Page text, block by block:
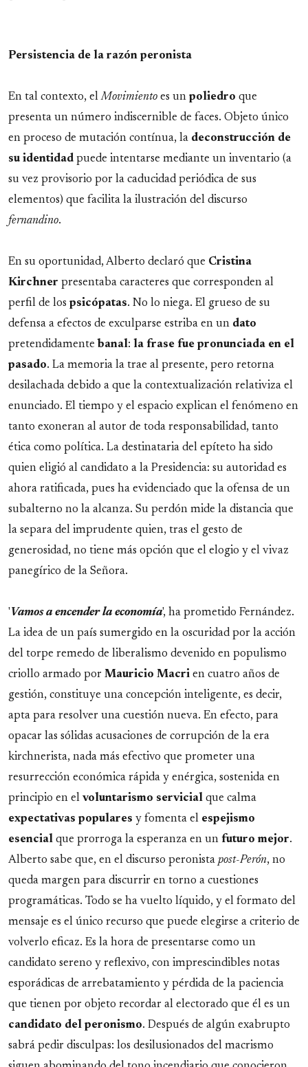
Persistencia de la razón peronista
En tal contexto, elMovimiento es un poliedro que
presenta un número indiscernible de faces. Objeto único
en proceso de mutación contínua, la deconstrucción de
su identidad puede intentarse mediante un inventario (a
su vez provisorio por la caducidad periódica de sus
elementos) que facilita la ilustración del discurso
fernandino.
En su oportunidad, Alberto declaró que Cristina
Kirchner presentaba caracteres que corresponden al
perfil de los psicópatas. No lo niega. El grueso de su
defensa a efectos de exculparse estriba en un dato
pretendidamente banal: la frase fue pronunciada en el
pasado. La memoria la trae al presente, pero retorna
desilachada debido a que la contextualización relativiza el
enunciado. El tiempo y el espacio explican el fenómeno en
tanto exoneran al autor de toda responsabilidad, tanto
ética como política. La destinataria del epíteto ha sido
quien eligió al candidato a la Presidencia: su autoridad es
ahora ratificada, pues ha evidenciado que la ofensa de un
subalterno no la alcanza. Su perdón mide la distancia que
la separa del imprudente quien, tras el gesto de
generosidad, no tiene más opción que el elogio y el vivaz
panegírico de la Señora.
' Vamos a encender la economía', ha prometido Fernández.
La idea de un país sumergido en la oscuridad por la acción
del torpe remedo de liberalismo devenido en populismo
criollo armado por Mauricio Macri en cuatro años de
gestión, constituye una concepción inteligente, es decir,
apta para resolver una cuestión nueva. En efecto, para
opacar las sólidas acusaciones de corrupción de la era
kirchnerista, nada más efectivo que prometer una
resurrección económica rápida y enérgica, sostenida en
principio en el voluntarismo servicial que calma
expectativas populares y fomenta el espejismo
esencial que prorroga la esperanza en un futuro mejor.
Alberto sabe que, en el discurso peronista post-Perón, no
queda margen para discurrir en torno a cuestiones
programáticas. Todo se ha vuelto líquido, y el formato del
mensaje es el único recurso que puede elegirse a criterio de
volverlo eficaz. Es la hora de presentarse como un
candidato sereno y reflexivo, con imprescindibles notas
esporádicas de arrebatamiento y pérdida de la paciencia
que tienen por objeto recordar al electorado que él es un
candidato del peronismo. Después de algún exabrupto
sabrá pedir disculpas: los desilusionados del macrismo